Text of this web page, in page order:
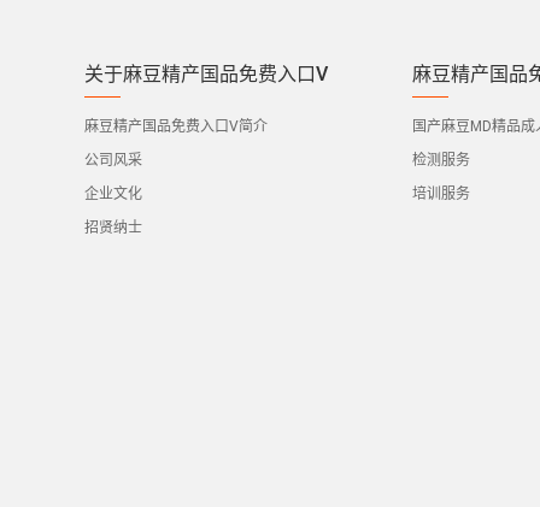
关于麻豆精产国品免费入口V
麻豆精产国品免费入口V简介
公司风采
企业文化
招贤纳士
麻豆精产国品
国产麻豆MD精品成
检测服务
培训服务